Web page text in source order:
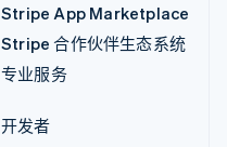
Stripe App Marketplace
Stripe 合作伙伴生态系统
专业服务
开发者